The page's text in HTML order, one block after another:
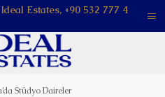
Estates, +90 532 777 4
Stüdyo Daireler